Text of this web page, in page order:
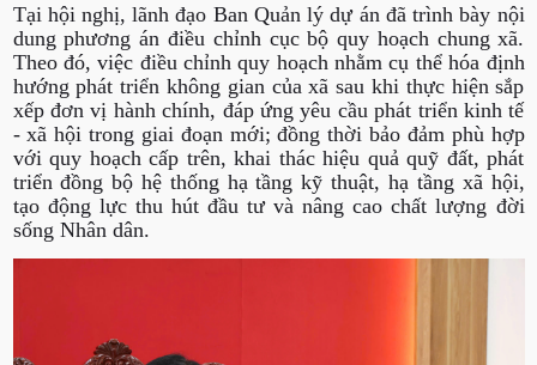
Tại hội nghị, lãnh đạo Ban Quản lý dự án đã trình bày nội
dung phương án điều chỉnh cục bộ quy hoạch chung xã.
Theo đó, việc điều chỉnh quy hoạch nhằm cụ thể hóa định
hướng phát triển không gian của xã sau khi thực hiện sắp
xếp đơn vị hành chính, đáp ứng yêu cầu phát triển kinh tế
- xã hội trong giai đoạn mới; đồng thời bảo đảm phù hợp
với quy hoạch cấp trên, khai thác hiệu quả quỹ đất, phát
triển đồng bộ hệ thống hạ tầng kỹ thuật, hạ tầng xã hội,
tạo động lực thu hút đầu tư và nâng cao chất lượng đời
sống Nhân dân.